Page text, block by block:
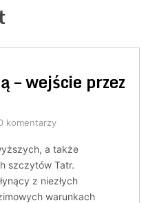
– wejście przez
komentarzy
a także
szczytów Tatr.
z niezłych
warunkach